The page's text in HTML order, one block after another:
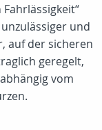
und
auf der sicheren
geregelt,
vom